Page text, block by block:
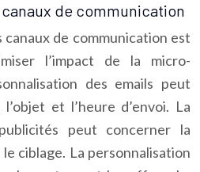
de communication
canaux de communication est
l’impact de la micro-
des emails peut
et l’heure d’envoi. La
peut concerner la
ciblage. La personnalisation